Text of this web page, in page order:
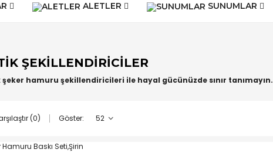
ALETLER SUNUMLAR
ŞEKILLENDIRICILER
hamuru şekillendiricileri ile hayal gücünüzde sınır tanımayın.
(0) Göster: